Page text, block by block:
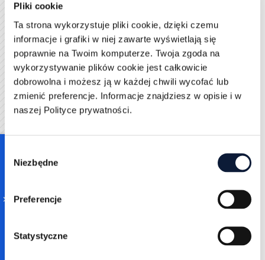
Pliki cookie
Ta strona wykorzystuje pliki cookie, dzięki czemu
informacje i grafiki w niej zawarte wyświetlają się
poprawnie na Twoim komputerze. Twoja zgoda na
wykorzystywanie plików cookie jest całkowicie
dobrowolna i możesz ją w każdej chwili wycofać lub
zmienić preferencje. Informacje znajdziesz w opisie i w
naszej Polityce prywatności.
Selection
Niezbędne
Preferencje
Statystyczne
Przeważy wartość społeczna spędzania czasu w taki
sposób.
Wartość psychologiczna
Marketing zorientowany na klienta może przynosić
również wartość psychologiczną. W tym przypadku
dąży się do tego, aby skorzystanie z produktu wiązało
się z lepszym samopoczuciem klienta i wyrażaniem
badań tego, jak ludzie postrzegają produkt i usługę,
jednak jeśli się powiedzie, to efekty działań mogą być
niezbędne ku temu, aby budować relację pomiędzy
odczucia na poszczególnych etapach kontaktu
pomiędzy nimi. Obejmuje to m.in. badanie uprzedzeń,